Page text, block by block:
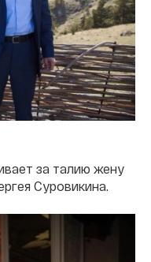
за талию жену
Суровикина.